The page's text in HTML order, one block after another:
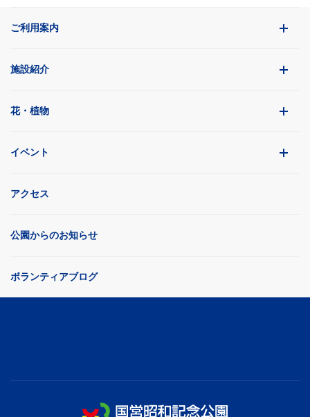
ご利用案内
施設紹介
花・植物
イベント
アクセス
公園からのお知らせ
ボランティアブログ